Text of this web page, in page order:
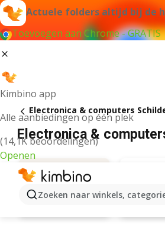
Actuele folders altijd bij de
Toevoegen aan Chrome - GRATIS
Kimbino app
Alle aanbiedingen op één plek
(14,1K beoordelingen)
Openen
Zoeken naar winkels,
Electronica & computers
Electronica &